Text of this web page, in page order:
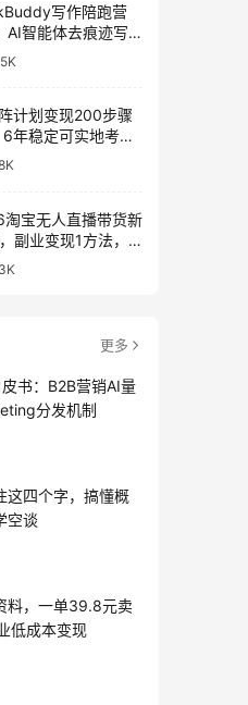
写作陪跑营
AI智能体去痕迹写
条公众号百家号变
计划变现200步骤
年稳定可实地考
量放大实操指南
淘宝无人直播带货新
副业变现1方法，
稳定可长期操作
更多
书：B2B营销AI量
分发机制
这四个字，搞懂概
空谈
料，一单39.8元卖
低成本变现